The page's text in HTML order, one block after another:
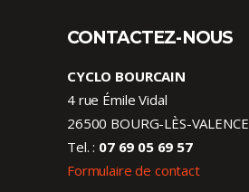
CONTACTEZ-NOUS
CYCLO BOURCAIN
4 rue Émile Vidal
26500 BOURG-LÈS-VALENCE
Tel. : 07 69 05 69 57
Formulaire de contact